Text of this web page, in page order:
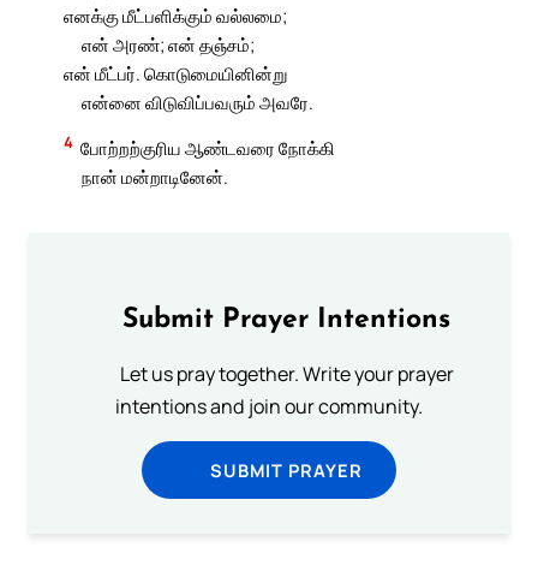
எனக்கு மீட்பளிக்கும் வல்லமை;
என் அரண்; என் தஞ்சம்;
என் மீட்பர். கொடுமையினின்று
என்னை விடுவிப்பவரும் அவரே.
4 போற்றற்குரிய ஆண்டவரை நோக்கி
நான் மன்றாடினேன்.
Submit Prayer Intentions
Let us pray together. Write your prayer
intentions and join our community.
SUBMIT PRAYER